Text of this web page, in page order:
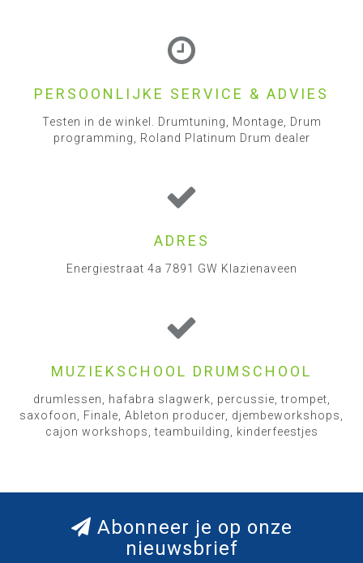
PERSOONLIJKE SERVICE & ADVIES
Testen in de winkel. Drumtuning, Montage, Drum
programming, Roland Platinum Drum dealer
ADRES
Energiestraat 4a 7891 GW Klazienaveen
MUZIEKSCHOOL DRUMSCHOOL
drumlessen, hafabra slagwerk, percussie, trompet,
saxofoon, Finale, Ableton producer, djembeworkshops,
cajon workshops, teambuilding, kinderfeestjes
Abonneer je op onze
nieuwsbrief